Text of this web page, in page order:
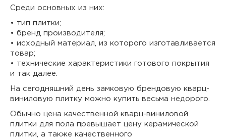
Среди основных из них:
• тип плитки;
• бренд производителя;
• исходный материал, из которого изготавливается
товар;
• технические характеристики готового покрытия
и так далее.
На сегодняшний день замковую брендовую кварц-
виниловую плитку можно купить весьма недорого.
Обычно цена качественной кварц-виниловой
плитки для пола превышает цену керамической
плитки, а также качественного